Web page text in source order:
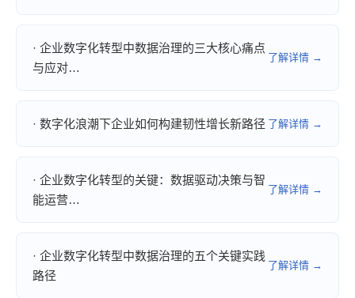
· 企业数字化转型中数据治理的三大核心痛点
与应对…
了解详情 →
· 数字化浪潮下企业如何构建韧性增长新路径 了解详情 →
· 企业数字化转型的关键：数据驱动决策与智
能运营…
了解详情 →
· 企业数字化转型中数据治理的五个关键实践
路径
了解详情 →